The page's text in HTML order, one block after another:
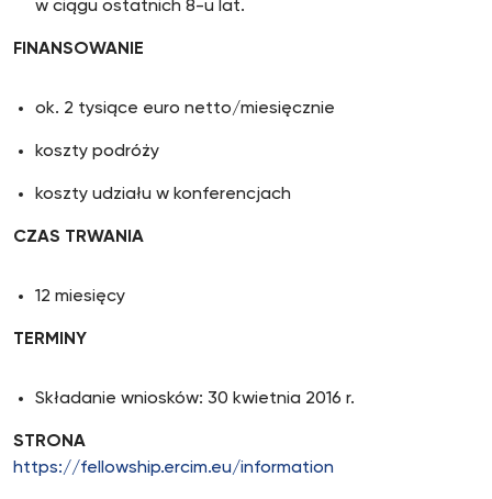
w ciągu ostatnich 8-u lat.
FINANSOWANIE
ok. 2 tysiące euro netto/miesięcznie
koszty podróży
koszty udziału w konferencjach
CZAS TRWANIA
12 miesięcy
TERMINY
Składanie wniosków: 30 kwietnia 2016 r.
STRONA
https://fellowship.ercim.eu/information